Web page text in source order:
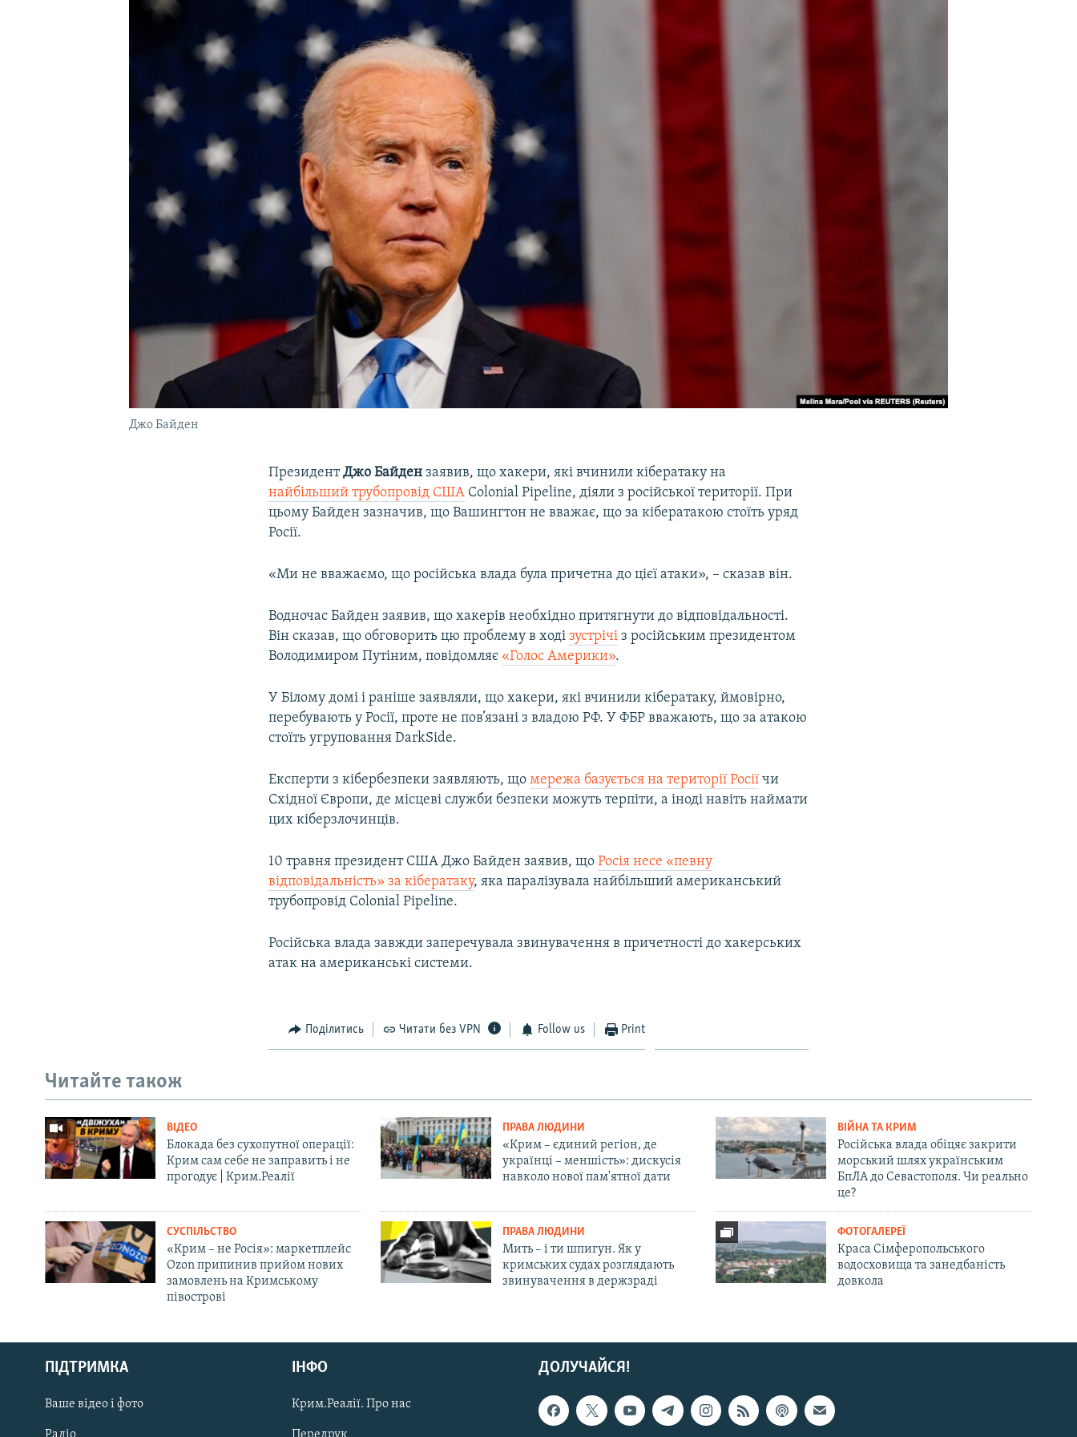
УКРАЇНСЬКА ПРОБЛЕМА КРИМУ
Русский
Qırımtatar
ДОЛУЧАЙСЯ!
Джо Байден
ПрезидентДжо Байден заявив, що хакери, які вчинили кібератаку на
найбільший трубопровід США Colonial Pipeline, діяли з російської території. При
цьому Байден зазначив, що Вашингтон не вважає, що за кібератакою стоїть уряд
Росії.
«Ми не вважаємо, що російська влада була причетна до цієї атаки», – сказав він.
Водночас Байден заявив, що хакерів необхідно притягнути до відповідальності.
Він сказав, що обговорить цю проблему в ходізустрічі з російським президентом
Володимиром Путіним, повідомляє «Голос Америки».
У Білому домі і раніше заявляли, що хакери, які вчинили кібератаку, ймовірно,
перебувають у Росії, проте не пов’язані з владою РФ. У ФБР вважають, що за атакою
стоїть угруповання DarkSide.
Експерти з кібербезпеки заявляють, щомережа базується на території Росії чи
Східної Європи, де місцеві служби безпеки можуть терпіти, а іноді навіть наймати
цих кіберзлочинців.
10 травня президент США Джо Байден заявив, щоРосія несе «певну
відповідальність» за кібератаку, яка паралізувала найбільший американський
трубопровід Colonial Pipelinе.
Російська влада завжди заперечувала звинувачення в причетності до хакерських
атак на американські системи.
Поділитись Читати без VPN Follow us Print
Читайте також
ВІДЕО
Блокада без сухопутної операції:
Крим сам себе не заправить і не
прогодує | Крим.Реалії
ПРАВА ЛЮДИНИ
«Крим – єдиний регіон, де
українці – меншість»: дискусія
навколо нової пам'ятної дати
ВІЙНА ТА КРИМ
Російська влада обіцяє закрити
морський шлях українським
БпЛА до Севастополя. Чи реально
це?
СУСПІЛЬСТВО
«Крим – не Росія»: маркетплейс
Ozon припинив прийом нових
замовлень на Кримському
півострові
ПРАВА ЛЮДИНИ
Мить – і ти шпигун. Як у
кримських судах розглядають
звинувачення в держзраді
ФОТОГАЛЕРЕЇ
Краса Сімферопольського
водосховища та занедбаність
довкола
ДОЛУЧАЙСЯ!
ПІДТРИМКА
Ваше відео і фото
Радіо
ІНФО
Крим.Реалії. Про нас
Передрук